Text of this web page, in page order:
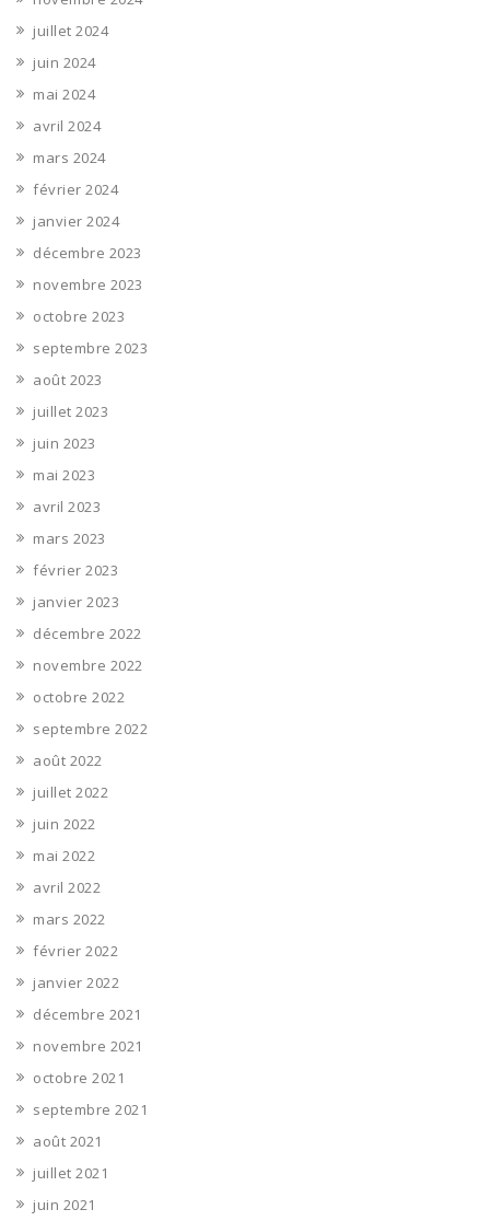
juillet 2024
juin 2024
mai 2024
avril 2024
mars 2024
février 2024
janvier 2024
décembre 2023
novembre 2023
octobre 2023
septembre 2023
août 2023
juillet 2023
juin 2023
mai 2023
avril 2023
mars 2023
février 2023
janvier 2023
décembre 2022
novembre 2022
octobre 2022
septembre 2022
août 2022
juillet 2022
juin 2022
mai 2022
avril 2022
mars 2022
février 2022
janvier 2022
décembre 2021
novembre 2021
octobre 2021
septembre 2021
août 2021
juillet 2021
juin 2021